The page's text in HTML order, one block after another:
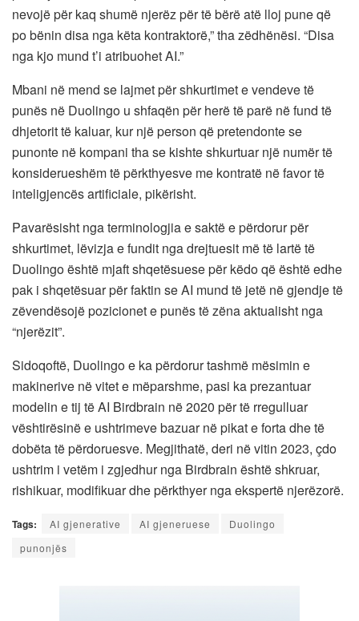
nevojë për kaq shumë njerëz për të bërë atë lloj pune që
po bënin disa nga këta kontraktorë,” tha zëdhënësi. “Disa
nga kjo mund t’i atribuohet AI.”
Mbani në mend se lajmet për shkurtimet e vendeve të
punës në Duolingo u shfaqën për herë të parë në fund të
dhjetorit të kaluar, kur një person që pretendonte se
punonte në kompani tha se kishte shkurtuar një numër të
konsiderueshëm të përkthyesve me kontratë në favor të
inteligjencës artificiale, pikërisht.
Pavarësisht nga terminologjia e saktë e përdorur për
shkurtimet, lëvizja e fundit nga drejtuesit më të lartë të
Duolingo është mjaft shqetësuese për këdo që është edhe
pak i shqetësuar për faktin se AI mund të jetë në gjendje të
zëvendësojë pozicionet e punës të zëna aktualisht nga
“njerëzit”.
Sidoqoftë, Duolingo e ka përdorur tashmë mësimin e
makinerive në vitet e mëparshme, pasi ka prezantuar
modelin e tij të AI Birdbrain në 2020 për të rregulluar
vështirësinë e ushtrimeve bazuar në pikat e forta dhe të
dobëta të përdoruesve. Megjithatë, deri në vitin 2023, çdo
ushtrim i vetëm i zgjedhur nga Birdbrain është shkruar,
rishikuar, modifikuar dhe përkthyer nga ekspertë njerëzorë.
Tags: AI gjenerative AI gjeneruese
Duolingo
punonjës